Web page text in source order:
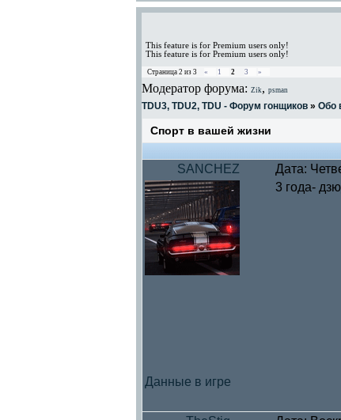
This feature is for Premium users only!
This feature is for Premium users only!
Страница 2 из 3 « 1 2 3 »
Модератор форума: Zik, psman
TDU3, TDU2, TDU - Форум гонщиков » Обо
Спорт в вашей жизни
SANCHEZ Дата:
Данные в игре
3 года-